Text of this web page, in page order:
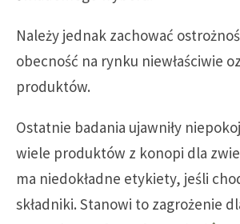
Należy jednak zachować
obecność na rynku niewłaściwie
produktów.
Ostatnie badania ujawniły
wiele produktów z konopi dla
ma niedokładne etykiety, jeśli
składniki. Stanowi to zagrożenie